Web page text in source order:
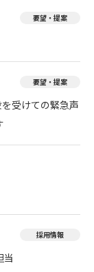
要望・提案
要望・提案
受けての緊急声
採用情報
当